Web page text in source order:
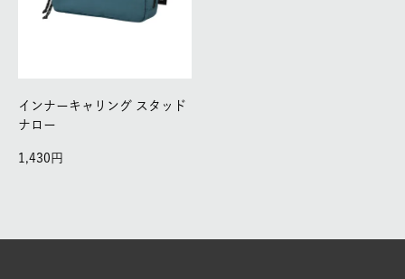
インナーキャリング スタッド
ナロー
1,430